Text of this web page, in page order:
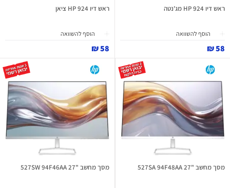
ראש דיו 924 HP מג'נטה
הוסף להשוואה
58 ₪
ראש דיו 924 HP ציאן
הוסף להשוואה
58 ₪
מסך מחשב "27 527SA 94F48AA מסך מחשב "27 527SW 94F46AA